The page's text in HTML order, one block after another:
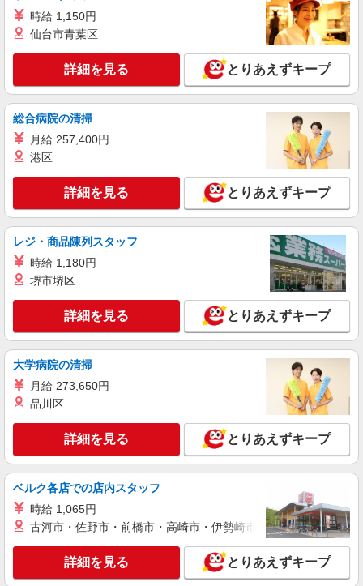
時給 1,150円
仙台市青葉区
詳細を見る とりあえずキープ
総合病院の清掃
月給 257,400円
港区
詳細を見る とりあえずキープ
レジ・商品陳列スタッフ
時給 1,180円
堺市堺区
詳細を見る とりあえずキープ
大学病院の清掃
月給 273,650円
品川区
詳細を見る とりあえずキープ
ベルク各店での店内スタッフ
時給 1,065円
古河市・佐野市・前橋市・高崎市・伊勢崎市・太田市・館林市
詳細を見る とりあえずキープ